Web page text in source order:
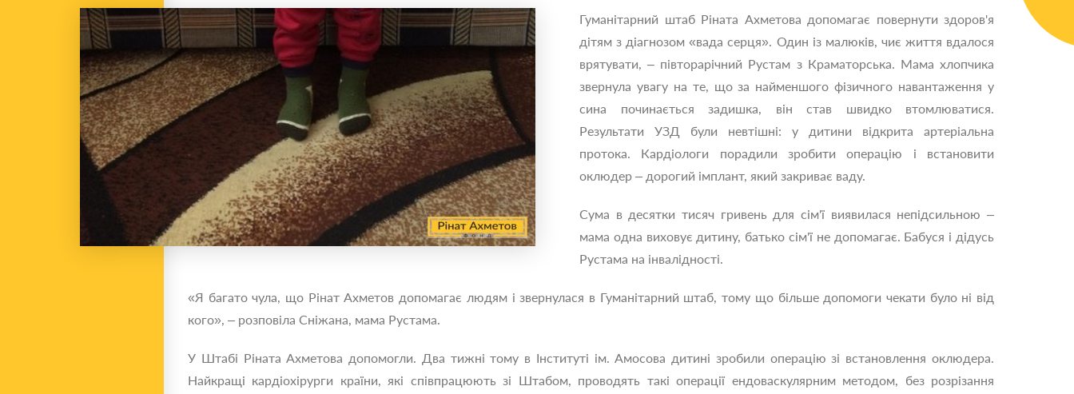
Гуманітарний штаб Ріната Ахметова допомагає повернути здоров'я
дітям з діагнозом «вада серця». Один із малюків, чиє життя вдалося
врятувати, – півторарічний Рустам з Краматорська. Мама хлопчика
звернула увагу на те, що за найменшого фізичного навантаження у
сина починається задишка, він став швидко втомлюватися.
Результати УЗД були невтішні: у дитини відкрита артеріальна
протока. Кардіологи порадили зробити операцію і встановити
оклюдер – дорогий імплант, який закриває ваду.
Сума в десятки тисяч гривень для сім'ї виявилася непідсильною –
мама одна виховує дитину, батько сім'ї не допомагає. Бабуся і дідусь
Рустама на інвалідності.
«Я багато чула, що Рінат Ахметов допомагає людям і звернулася в Гуманітарний штаб, тому що більше допомоги чекати було ні від
кого», – розповіла Сніжана, мама Рустама.
У Штабі Ріната Ахметова допомогли. Два тижні тому в Інституті ім. Амосова дитині зробили операцію зі встановлення оклюдера.
Найкращі кардіохірурги країни, які співпрацюють зі Штабом, проводять такі операції ендоваскулярним методом, без розрізання